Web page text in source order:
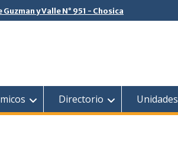
Guzman y Valle N° 951 - Chosica
Directorio Unidades